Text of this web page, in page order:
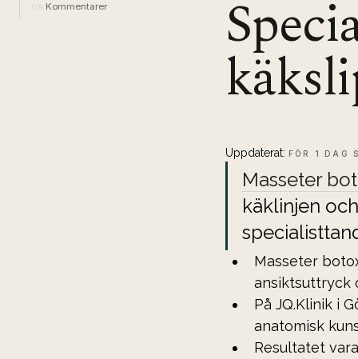
Uppdaterat: FÖR 1 DAG
Masseter
käklinjen
Masseter
ansiktsuttryck
På JQ.Klinik i
anatomisk
Resultatet
09 Kommentarer